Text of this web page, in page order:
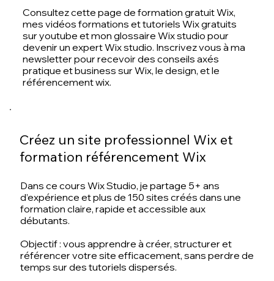
Consultez cette page de formation gratuit Wix,
mes vidéos formations et tutoriels Wix gratuits
sur youtube et mon glossaire Wix studio pour
devenir un expert Wix studio. Inscrivez vous à ma
newsletter pour recevoir des conseils axés
pratique et business sur Wix, le design, et le
référencement wix.
Créez un site professionnel Wix et
formation référencement Wix
Dans ce cours Wix Studio, je partage 5+ ans
d’expérience et plus de 150 sites créés dans une
formation claire, rapide et accessible aux
débutants.
Objectif : vous apprendre à créer, structurer et
référencer votre site efficacement, sans perdre de
temps sur des tutoriels dispersés.